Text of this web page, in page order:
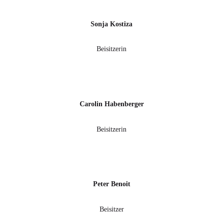
Sonja Kostiza
Beisitzerin
Carolin Habenberger
Beisitzerin
Peter Benoit
Beisitzer